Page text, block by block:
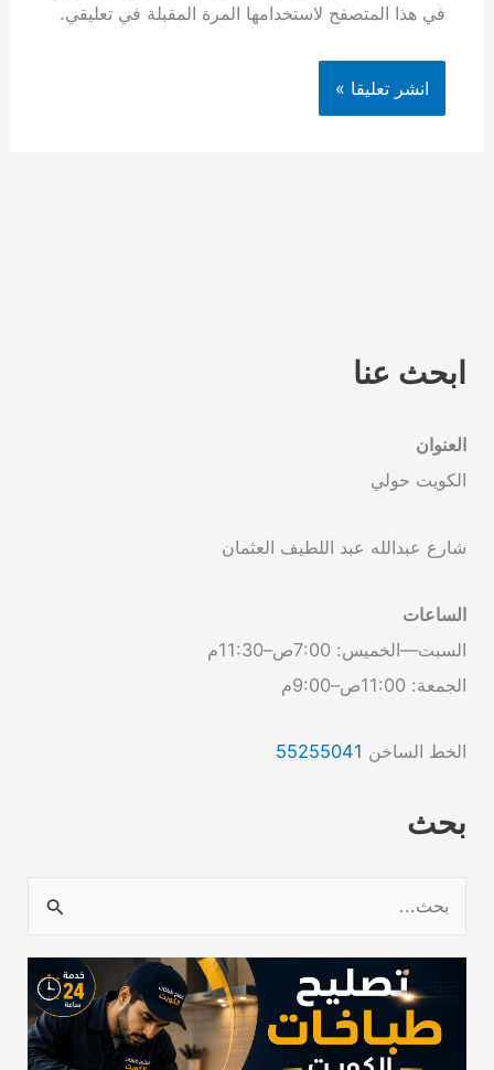
في هذا المتصفح لاستخدامها المرة المقبلة في تعليقي.
ابحث عنا
العنوان
الكويت حولي
شارع عبدالله عبد اللطيف العثمان
الساعات
السبت—الخميس: 7:00ص–11:30م
الجمعة: 11:00ص–9:00م
الخط الساخن 55255041
بحث